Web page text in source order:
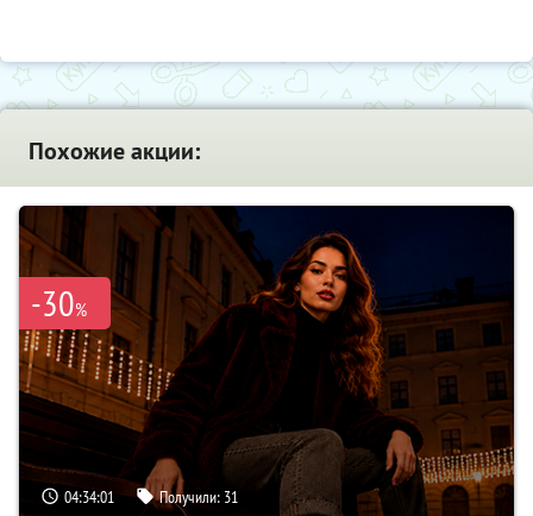
Похожие акции:
-30%
04:34:00 Получили: 31